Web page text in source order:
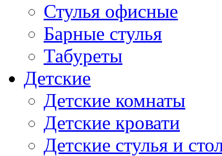
Стулья офисные
Барные стулья
Табуреты
Детские
Детские комнаты
Детские кровати
Детские стулья и